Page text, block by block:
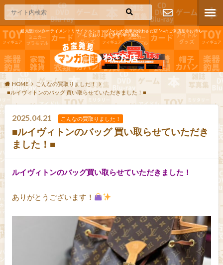
超大型エンターテイメントリサイクルショップ"マンガ倉庫大分わさだ店"へのご来店是非お待ち
しております!365日年中無休
お問い合わ
せ
HOME
こんなの買取りました！
■ルイヴィトンのバッグ 買い取らせていただきました！■
2025.04.21 こんなの買取りました！
■ルイヴィトンのバッグ 買い取らせていただき
ました！■
ルイヴィトンのバッグ買い取らせていただきました！
ありがとうございます！